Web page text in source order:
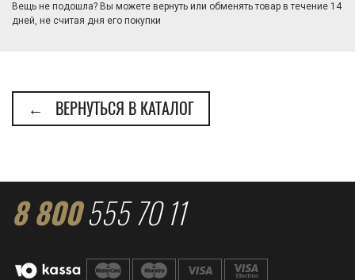
Вещь не подошла? Вы можете вернуть или обменять товар в течение 14
дней, не считая дня его покупки
← ВЕРНУТЬСЯ В КАТАЛОГ
8 800555 70 11